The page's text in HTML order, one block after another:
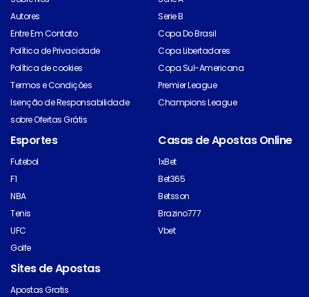
Autores
Entre Em Contato
Política de Privacidade
Política de cookies
Termos e Condições
Isenção de Responsabilidade
sobre Ofertas Grátis
Serie B
Copa Do Brasil
Copa Libertadores
Copa Sul-Americana
Premier League
Champions League
Esportes
Futebol
F1
NBA
Tenis
UFC
Golfe
Casas de Apostas Online
1xBet
Bet365
Betsson
Brazino777
Vbet
Sites de Apostas
Apostas Gratis